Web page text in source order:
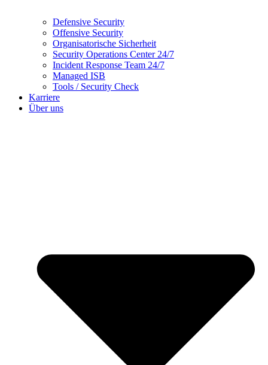
Defensive Security
Offensive Security
Organisatorische Sicherheit
Security Operations Center 24/7
Incident Response Team 24/7
Managed ISB
Tools / Security Check
Karriere
Über uns